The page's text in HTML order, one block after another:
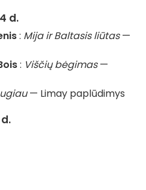
d.
: Mija ir Baltasis liūtas—
: Viščių bėgimas—
— Limay paplūdimys